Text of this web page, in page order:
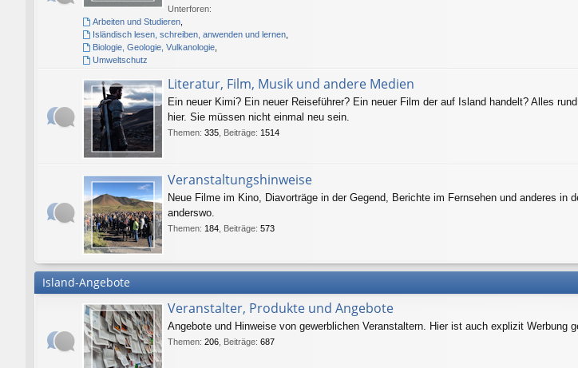
Unterforen:
Arbeiten und Studieren,
Isländisch lesen, schreiben, anwenden und lernen,
Biologie, Geologie, Vulkanologie,
Umweltschutz
Literatur, Film, Musik und andere Medien
Ein neuer Kimi? Ein neuer Reiseführer? Ein neuer Film der auf Island handelt? Alles
hier. Sie müssen nicht einmal neu sein.
Themen: 335 Beiträge: 1514
Veranstaltungshinweise
Neue Filme im Kino, Diavorträge in der Gegend, Berichte im Fernsehen und anderes in
anderswo.
Themen: 184 Beiträge: 573
Island-Angebote
Veranstalter, Produkte und Angebote
Angebote und Hinweise von gewerblichen Veranstaltern. Hier ist auch explizit Werbung
Themen: 206 Beiträge: 687